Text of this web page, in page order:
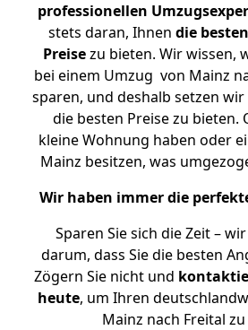
professionellen
stets daran, Ihnen die
Preisezu bieten. Wir wissen,
bei einem Umzug von Mainz
sparen, und deshalb setzen
die besten Preise zu bieten.
kleine Wohnung haben oder
Mainz besitzen, was
Wir haben immer die
Sparen Sie sich die Zeit –
darum, dass Sie die besten
Zögern Sie nicht und
heute, um Ihren
Mainz nach Freital